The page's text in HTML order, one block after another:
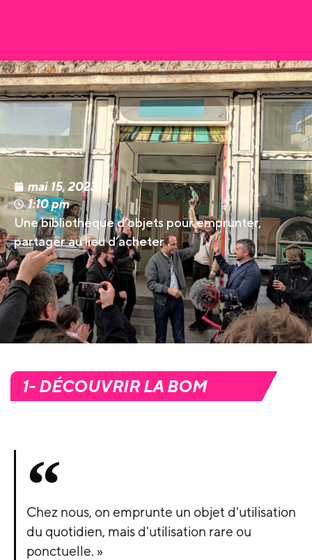
mai 15, 2023
1:10 pm
Une bibliothèque d’objets pour emprunter,
partager au lieu d’acheter .
1- DÉCOUVRIR LA BOM
Chez nous, on emprunte un objet d'utilisation
du quotidien, mais d'utilisation rare ou
ponctuelle. »